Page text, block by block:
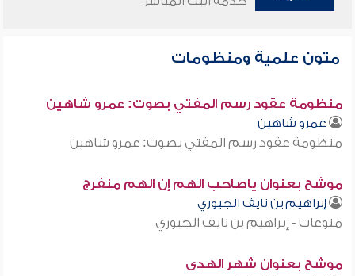
متون علمية ومنظومات
منظومة عقود رسم المفتي بصوت: عمرو شاهين
عمرو شاهين
منظومة عقود رسم المفتي بصوت: عمرو شاهين
موشح بعنوان ياصاحب الهم إن الهم منفرج
إبراهيم بن نايف الجبوري
منوعات - إبراهيم بن نايف الجبوري
موشح بعنوان شهر الهدى